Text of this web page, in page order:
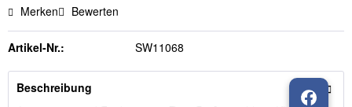
Merken Bewerten
Artikel-Nr.: SW11068
Beschreibung